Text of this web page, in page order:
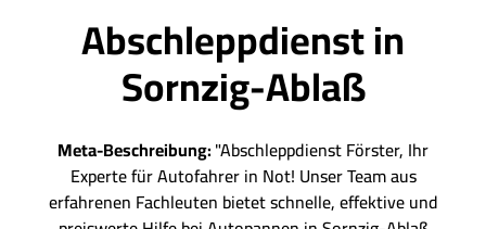
Abschleppdienst in
Sornzig-Ablaß
Meta-Beschreibung:"Abschleppdienst Förster, Ihr
Experte für Autofahrer in Not! Unser Team aus
erfahrenen Fachleuten bietet schnelle, effektive und